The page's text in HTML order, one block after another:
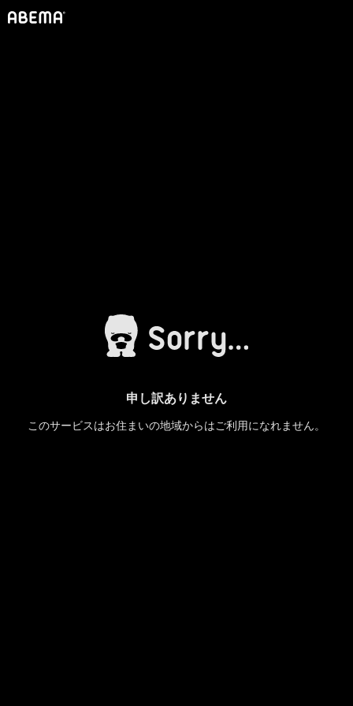
申し訳ありません
このサービスはお住まいの地域からはご利用になれません。